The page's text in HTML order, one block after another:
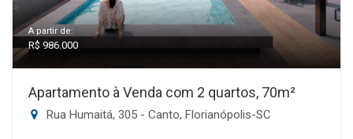
A partir de:
R$ 986.000
Apartamento à Venda com 2 quartos, 70m²
Rua Humaitá, 305 - Canto, Florianópolis-SC